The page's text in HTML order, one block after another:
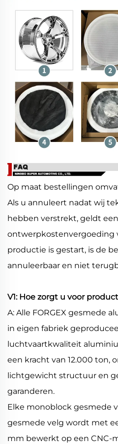
Op maat bestellingen
Als u annuleert nadat wij
hebben verstrekt, geldt een
ontwerpkostenvergoeding
productie is gestart, is de
annuleerbaar en niet
V1: Hoe zorgt u voor
A: Alle FORGEX gesmede
in eigen fabriek
luchtvaartkwaliteit
een kracht van 12.000 ton,
lichtgewicht structuur en
garanderen.
Elke monoblock gesmede
gesmede velg wordt met
mm bewerkt op een CNC-